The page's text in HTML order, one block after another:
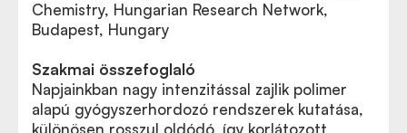
Chemistry, Hungarian Research Network,
Budapest, Hungary
Szakmai összefoglaló
Napjainkban nagy intenzitással zajlik polimer
alapú gyógyszerhordozó rendszerek kutatása,
különösen rosszul oldódó, így korlátozott